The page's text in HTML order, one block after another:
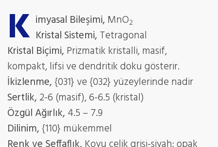
K imyasal Bileşimi, MnO2
Kristal Sistemi, Tetragonal
Kristal Biçimi, Prizmatik kristalli, masif,
kompakt, lifsi ve dendritik doku gösterir.
İkizlenme,{031} ve {032} yüzeylerinde nadir
Sertlik, 2-6 (masif), 6-6.5 (kristal)
Özgül Ağırlık, 4.5 – 7.9
Dilinim,{110} mükemmel